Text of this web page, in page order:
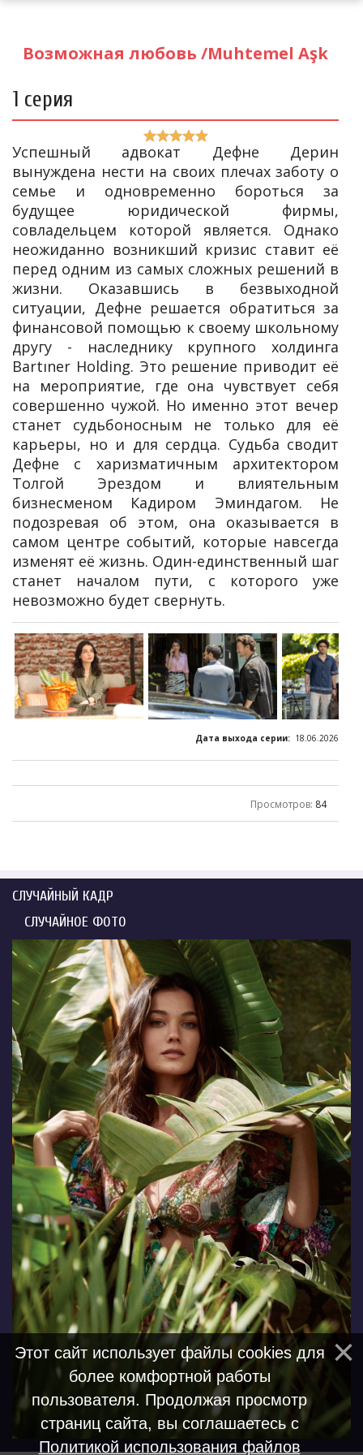
Возможная любовь /Muhtemel Aşk
1 серия
Успешный адвокат Дефне Дерин
вынуждена нести на своих плечах заботу о
семье и одновременно бороться за
будущее юридической фирмы,
совладельцем которой является. Однако
неожиданно возникший кризис ставит её
перед одним из самых сложных решений в
жизни. Оказавшись в безвыходной
ситуации, Дефне решается обратиться за
финансовой помощью к своему школьному
другу - наследнику крупного холдинга
Bartıner Holding. Это решение приводит её
на мероприятие, где она чувствует себя
совершенно чужой. Но именно этот вечер
станет судьбоносным не только для её
карьеры, но и для сердца. Судьба сводит
Дефне с харизматичным архитектором
Толгой Эрездом и влиятельным
бизнесменом Кадиром Эминдагом. Не
подозревая об этом, она оказывается в
самом центре событий, которые навсегда
изменят её жизнь. Один-единственный шаг
станет началом пути, с которого уже
невозможно будет свернуть.
Дата выхода серии: 18.06.2026
Просмотров: 84
СЛУЧАЙНЫЙ КАДР
СЛУЧАЙНОЕ ФОТО
Этот сайт использует файлы cookies для
более комфортной работы
пользователя. Продолжая просмотр
страниц сайта, вы соглашаетесь с
Политикой использования файлов